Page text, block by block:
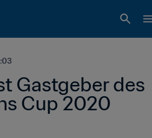
Gastgeber des
Cup 2020